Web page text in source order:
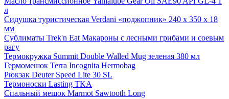
л
Сидушка туристическая Verdani «поджопник» 240 x 350 х 18
мм
Сублиматы Trek'n Eat Макароны с лесными грибами и соевым
рагу
Термокружка Summit Double Walled Mug зеленая 380 мл
Гермомешок Terra Incognita Hermobag
Рюкзак Deuter Speed Lite 30 SL
Термоноски Lasting TKA
Спальный мешок Marmot Sawtooth Long